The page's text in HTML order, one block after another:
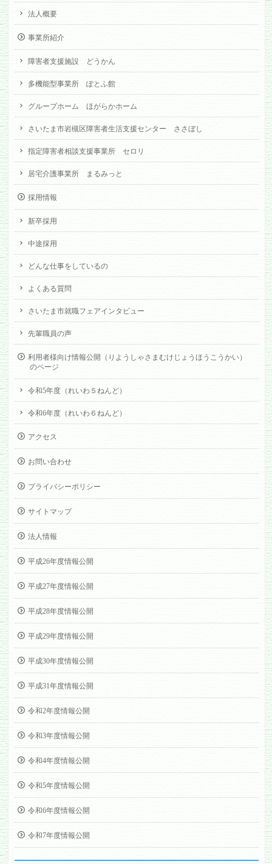
法人概要
事業所紹介
障害者支援施設 どうかん
多機能型事業所 ぽとふ館
グループホーム ほがらかホーム
さいたま市岩槻区障害者生活支援センター ささぼし
指定障害者相談支援事業所 セロリ
居宅介護事業所 まるみっと
採用情報
新卒採用
中途採用
どんな仕事をしているの
よくある質問
さいたま市就職フェアインタビュー
先輩職員の声
利用者様向け情報公開（りようしゃさまむけじょうほうこうかい）
のページ
令和5年度（れいわ５ねんど）
令和6年度（れいわ６ねんど）
アクセス
お問い合わせ
プライバシーポリシー
サイトマップ
法人情報
平成26年度情報公開
平成27年度情報公開
平成28年度情報公開
平成29年度情報公開
平成30年度情報公開
平成31年度情報公開
令和2年度情報公開
令和3年度情報公開
令和4年度情報公開
令和5年度情報公開
令和6年度情報公開
令和7年度情報公開